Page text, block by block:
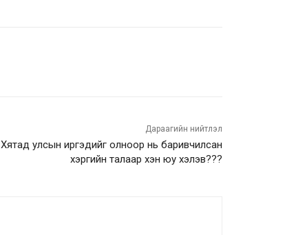
Дараагийн нийтлэл
Хятад улсын иргэдийг олноор нь баривчилсан
хэргийн талаар хэн юу хэлэв???